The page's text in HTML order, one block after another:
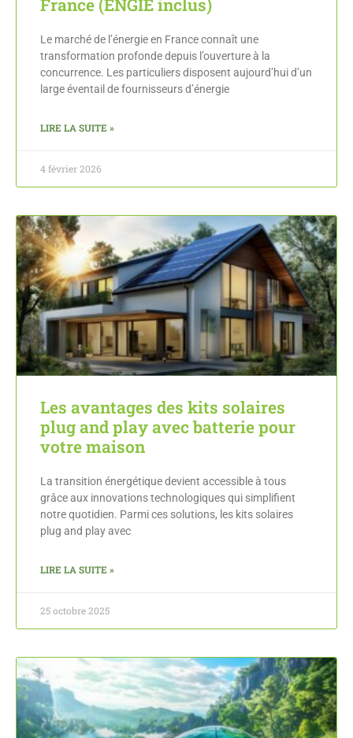
France (ENGIE inclus)
Le marché de l’énergie en France connaît une
transformation profonde depuis l’ouverture à la
concurrence. Les particuliers disposent aujourd’hui d’un
large éventail de fournisseurs d’énergie
LIRE LA SUITE »
4 février 2026
Les avantages des kits solaires
plug and play avec batterie pour
votre maison
La transition énergétique devient accessible à tous
grâce aux innovations technologiques qui simplifient
notre quotidien. Parmi ces solutions, les kits solaires
plug and play avec
LIRE LA SUITE »
25 octobre 2025